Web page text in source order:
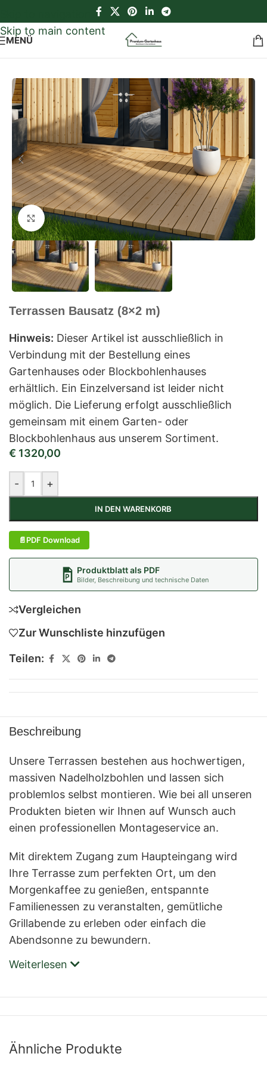
Skip to main content
MENÜ
Klick zum Vergrößern
Terrassen Bausatz (8×2 m)
Hinweis: Dieser Artikel ist ausschließlich in
Verbindung mit der Bestellung eines
Gartenhauses oder Blockbohlenhauses
erhältlich. Ein Einzelversand ist leider nicht
möglich. Die Lieferung erfolgt ausschließlich
gemeinsam mit einem Garten- oder
Blockbohlenhaus aus unserem Sortiment.
€ 1320,00
- +
IN DEN WARENKORB
PDF Download
Produktblatt als PDF
Bilder, Beschreibung und technische Daten
Vergleichen
Zur Wunschliste hinzufügen
Teilen:
Beschreibung
Unsere Terrassen bestehen aus hochwertigen,
massiven Nadelholzbohlen und lassen sich
problemlos selbst montieren. Wie bei all unseren
Produkten bieten wir Ihnen auf Wunsch auch
einen professionellen Montageservice an.
Mit direktem Zugang zum Haupteingang wird
Ihre Terrasse zum perfekten Ort, um den
Morgenkaffee zu genießen, entspannte
Familienessen zu veranstalten, gemütliche
Grillabende zu erleben oder einfach die
Abendsonne zu bewundern.
Weiterlesen
Ähnliche Produkte